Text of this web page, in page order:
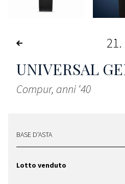
21
UNIVERSAL
Compur, anni ‘40
BASE D'ASTA
Lotto venduto